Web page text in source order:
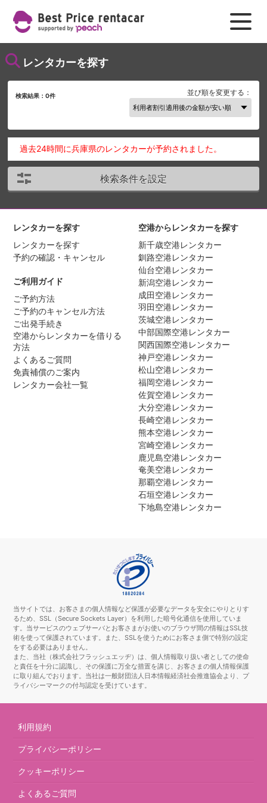
レンタカーを探す
検索結果：0件 並び順を変更する：
過去24時間に兵庫県のレンタカーが予約されました。
検索条件を設定
レンタカーを探す
レンタカーを探す
予約の確認・キャンセル
ご利用ガイド
ご予約方法
ご予約のキャンセル方法
ご出発手続き
空港からレンタカーを借りる
方法
よくあるご質問
免責補償のご案内
レンタカー会社一覧
空港からレンタカーを探す
新千歳空港レンタカー
釧路空港レンタカー
仙台空港レンタカー
新潟空港レンタカー
成田空港レンタカー
羽田空港レンタカー
茨城空港レンタカー
中部国際空港レンタカー
関西国際空港レンタカー
神戸空港レンタカー
松山空港レンタカー
福岡空港レンタカー
佐賀空港レンタカー
大分空港レンタカー
長崎空港レンタカー
熊本空港レンタカー
宮崎空港レンタカー
鹿児島空港レンタカー
奄美空港レンタカー
那覇空港レンタカー
石垣空港レンタカー
下地島空港レンタカー
当サイトでは、お客さまの個人情報など保護が必要なデータを安全にやりとりす
るため、SSL（Secure Sockets Layer）を利用した暗号化通信を使用していま
す。当サービスのウェブサーバとお客さまがお使いのブラウザ間の情報はSSL技
術を使って保護されています。また、SSLを使うためにお客さま側で特別の設定
をする必要はありません。
また、当社（株式会社フラッシュエッヂ）は、個人情報取り扱い者としての使命
と責任を十分に認識し、その保護に万全な措置を講じ、お客さまの個人情報保護
に取り組んでおります。当社は一般財団法人日本情報経済社会推進協会より、プ
ライバシーマークの付与認定を受けています。
利用規約
プライバシーポリシー
クッキーポリシー
よくあるご質問